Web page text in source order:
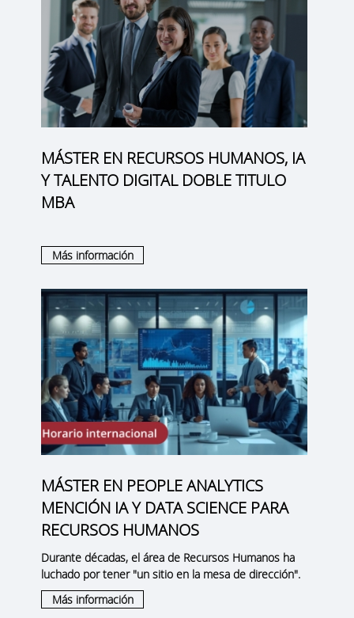
MÁSTER EN RECURSOS HUMANOS, IA
Y TALENTO DIGITAL DOBLE TITULO
MBA
Más información
MÁSTER EN PEOPLE ANALYTICS
MENCIÓN IA Y DATA SCIENCE PARA
RECURSOS HUMANOS
Durante décadas, el área de Recursos Humanos ha
luchado por tener "un sitio en la mesa de dirección".
Más información